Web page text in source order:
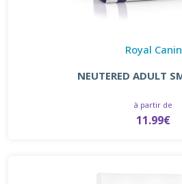
Royal Canin
NEUTERED ADULT
à partir de
11.99€